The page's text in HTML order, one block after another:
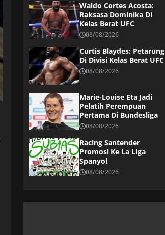
Waldo Cortes Acosta:
Raksasa Dominika Di
Kelas Berat UFC
08/08/2026
Curtis Blaydes: Petarung
Di Divisi Kelas Berat UFC
08/08/2026
Marie-Louise Eta Jadi
Pelatih Perempuan
Pertama Di Bundesliga
08/08/2026
Racing Santender
Promosi Ke La LIga
Spanyol
08/08/2026